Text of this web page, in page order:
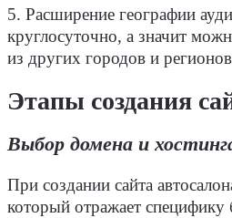
5. Расширение географии
круглосуточно, а значит
из других городов и
Этапы создания
Выбор домена и
При создании сайта
который отражает специфику